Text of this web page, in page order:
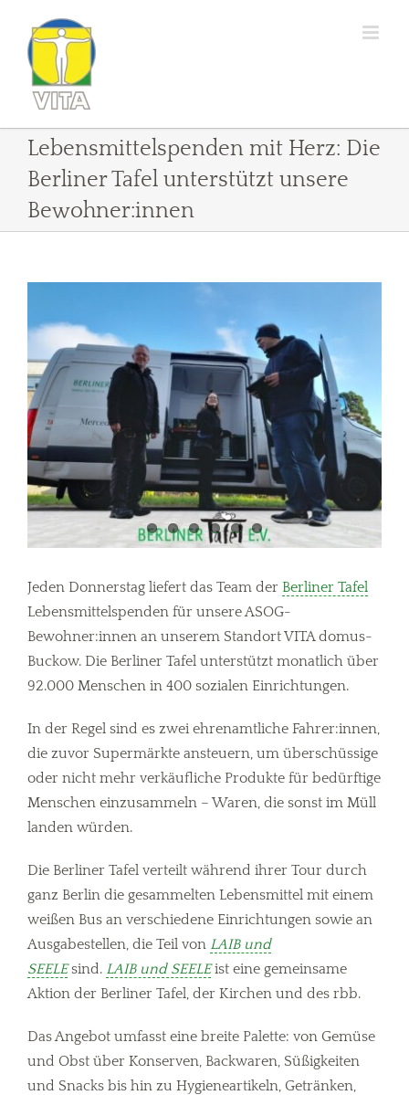
Inhalt
springen
Lebensmittelspenden mit Herz: Die
Berliner Tafel unterstützt unsere
Bewohner:innen
grösseres
Jeden Donnerstag liefert das Team der Berliner Tafel
Lebensmittelspenden für unsere ASOG-
Bewohner:innen an unserem Standort VITA domus-
Buckow. Die Berliner Tafel unterstützt monatlich über
92.000 Menschen in 400 sozialen Einrichtungen.
In der Regel sind es zwei ehrenamtliche Fahrer:innen,
die zuvor Supermärkte ansteuern, um überschüssige
oder nicht mehr verkäufliche Produkte für bedürftige
Menschen einzusammeln – Waren, die sonst im Müll
landen würden.
Die Berliner Tafel verteilt während ihrer Tour durch
ganz Berlin die gesammelten Lebensmittel mit einem
weißen Bus an verschiedene Einrichtungen sowie an
Ausgabestellen, die Teil von LAIB und
SEELEsind. LAIB und SEELEist eine gemeinsame
Aktion der Berliner Tafel, der Kirchen und des rbb.
Das Angebot umfasst eine breite Palette: von Gemüse
und Obst über Konserven, Backwaren, Süßigkeiten
und Snacks bis hin zu Hygieneartikeln, Getränken,